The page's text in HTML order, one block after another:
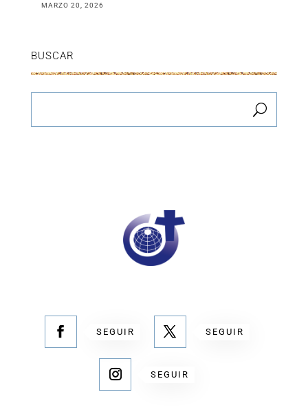
MARZO 20, 2026
BUSCAR
SEGUIR SEGUIR
SEGUIR